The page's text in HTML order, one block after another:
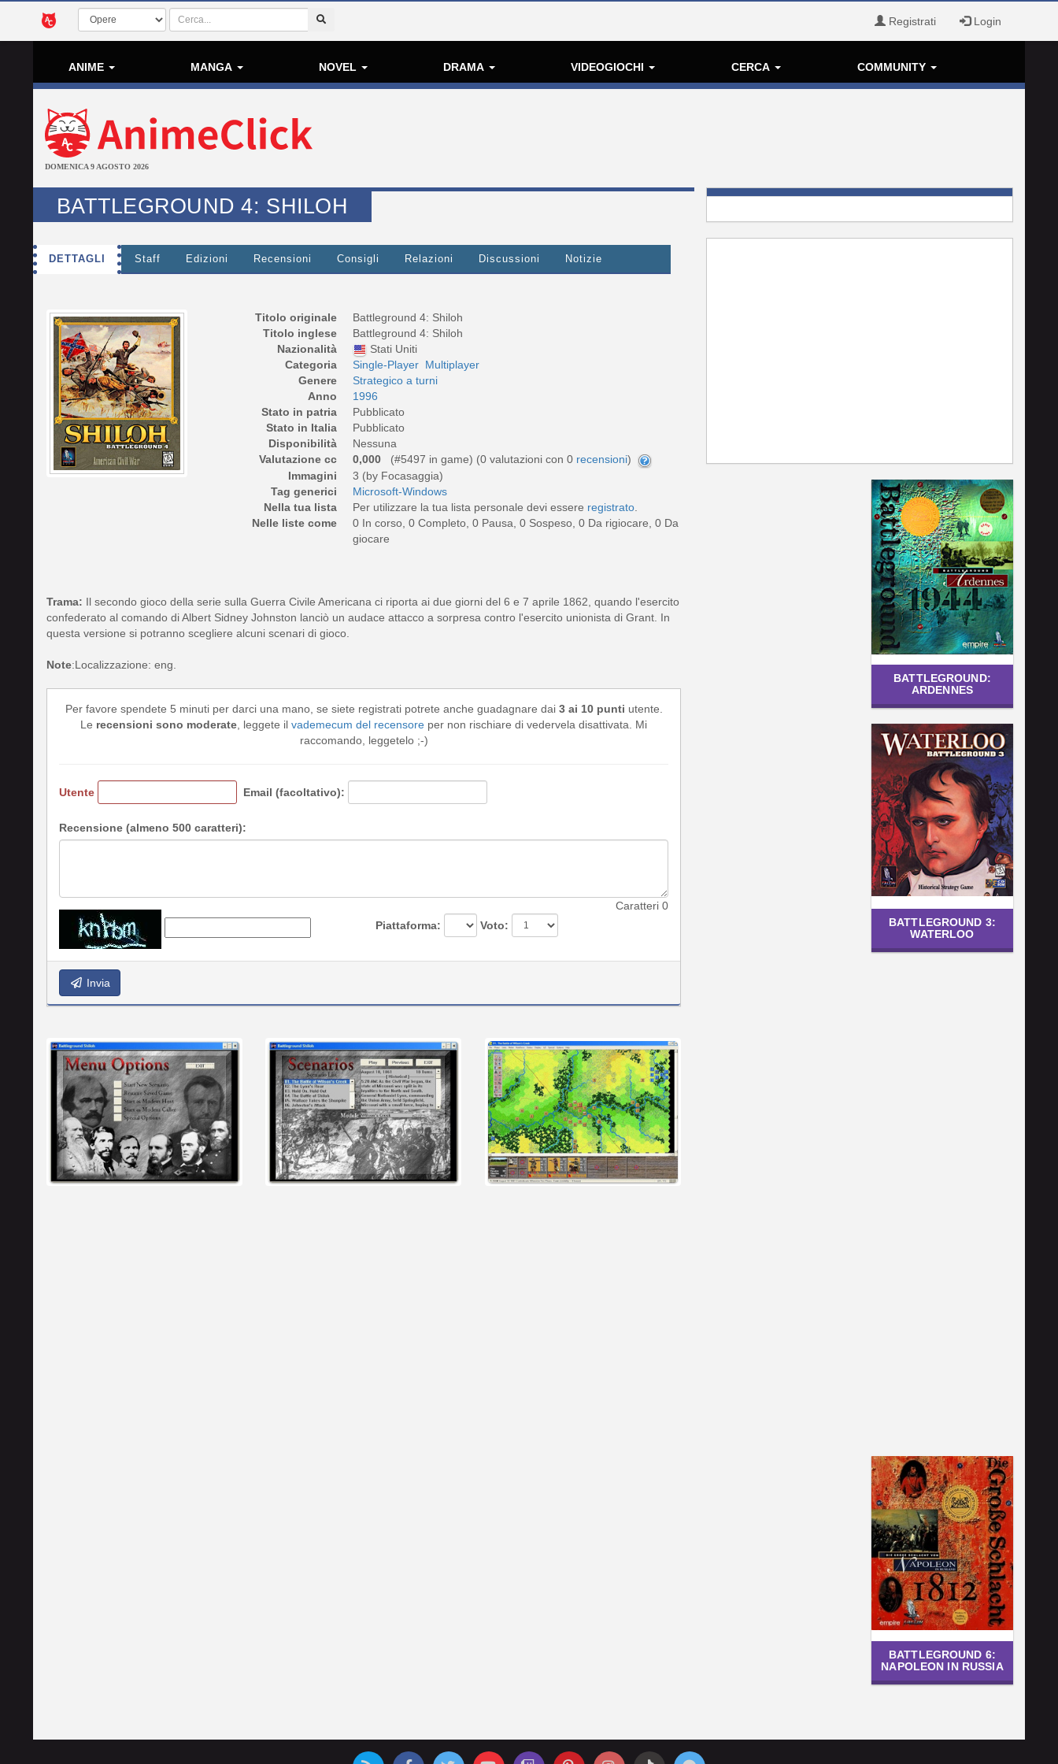
Registrati Login
ANIME MANGA NOVEL DRAMA VIDEOGIOCHI CERCA COMMUNITY
DOMENICA 9 AGOSTO 2026
BATTLEGROUND 4: SHILOH
DETTAGLI Staff Edizioni Recensioni Consigli Relazioni Discussioni Notizie
Titolo originale
Battleground 4: Shiloh
Titolo inglese
Battleground 4: Shiloh
Nazionalità
Stati Uniti
Categoria
Single-Player Multiplayer
Genere
Strategico a turni
Anno
1996
Stato in patria
Pubblicato
Stato in Italia
Pubblicato
Disponibilità
Nessuna
Valutazione cc
0,000 (#5497 in game) (0 valutazioni con 0 recensioni)
Immagini
3 (by Focasaggia)
Tag generici
Microsoft-Windows
Nella tua lista
Per utilizzare la tua lista personale devi essere registrato
Nelle liste come
0 In corso, 0 Completo, 0 Pausa, 0 Sospeso, 0 Da rigiocare, 0 Da
giocare
Trama: Il secondo gioco della serie sulla Guerra Civile Americana ci riporta ai due giorni del 6 e 7 aprile 1862, quando l'esercito
confederato al comando di Albert Sidney Johnston lanciò un audace attacco a sorpresa contro l'esercito unionista di Grant. In
questa versione si potranno scegliere alcuni scenari di gioco.
Note:Localizzazione: eng.
Per favore spendete 5 minuti per darci una mano, se siete registrati potrete anche guadagnare dai 3 ai 10 punti utente.
Le recensioni sono moderate , leggete il vademecum del recensore per non rischiare di vedervela disattivata. Mi
raccomando, leggetelo ;-)
Utente Email (facoltativo):
Recensione (almeno 500 caratteri):
Caratteri 0
Piattaforma:
Voto:
Invia
BATTLEGROUND:
ARDENNES
BATTLEGROUND 3:
WATERLOO
BATTLEGROUND 6:
NAPOLEON IN RUSSIA